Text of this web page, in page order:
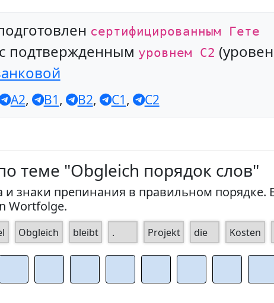
сертифицированным Гете
подтвержденным уровнем С2
A2, B1, B2, C1, C2
теме "Obgleich порядок слов"
и знаки препинания в правильном порядке.
Wortfolge.
Obgleich bleibt . Projekt die Kosten